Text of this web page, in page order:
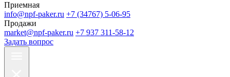
Приемная
info@npf-paker.ru +7 (34767) 5-06-95
Продажи
market@npf-paker.ru +7 937 311-58-12
Задать вопрос